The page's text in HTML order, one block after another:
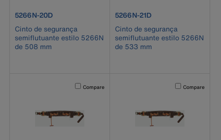
product number 5266N-20D
5266N-20D
Cinto de segurança
semiflutuante estilo 5266N
de 508 mm
product number 5266N-21D
5266N-21D
Cinto de segurança
semiflutuante estilo 5266N
de 533 mm
Activating this element will cause content on the page to
Compare Activating this
Compare